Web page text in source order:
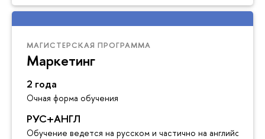
МАГИСТЕРСКАЯ ПРОГРАММА
Маркетинг
2 года
Очная форма обучения
РУС+АНГЛ
Обучение ведется на русском и частично на английском